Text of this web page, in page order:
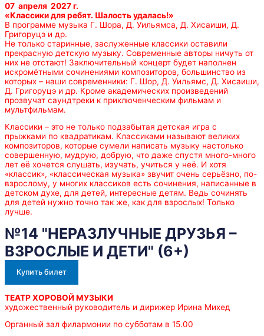
07 апреля 2027 г.
«Классики для ребят. Шалость удалась!»
В программе музыка Г. Шора, Д. Уильямса, Д. Хисаиши, Д.
Григоруцэ и др.
Не только старинные, заслуженные классики оставили
прекрасную детскую музыку. Современные авторы ничуть от
них не отстают! Заключительный концерт будет наполнен
искромётными сочинениями композиторов, большинство из
которых – наши современники: Г. Шор, Д. Уильямс, Д. Хисаиши,
Д. Григоруцэ и др. Кроме академических произведений
прозвучат саундтреки к приключенческим фильмам и
мультфильмам.
Классики – это не только подзабытая детская игра с
прыжками по квадратикам. Классиками называют великих
композиторов, которые сумели написать музыку настолько
совершенную, мудрую, добрую, что даже спустя много-много
лет её хочется слушать, изучать, учиться у неё. И хотя
«классик», «классическая музыка» звучит очень серьёзно, по-
взрослому, у многих классиков есть сочинения, написанные в
детском духе, для детей, интересные детям. Ведь сочинять
для детей нужно точно так же, как для взрослых! Только
лучше.
№14 "НЕРАЗЛУЧНЫЕ ДРУЗЬЯ –
ВЗРОСЛЫЕ И ДЕТИ" (6+)
Купить билет
ТЕАТР ХОРОВОЙ МУЗЫКИ
художественный руководитель и дирижер Ирина Михед
Органный зал филармонии по субботам в 15.00